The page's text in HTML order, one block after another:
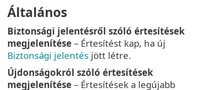
Általános
Biztonsági jelentésről szóló értesítések
megjelenítése – Értesítést kap, ha új
Biztonsági jelentés jött létre.
Újdonságokról szóló értesítések
megjelenítése – Értesítések a legújabb